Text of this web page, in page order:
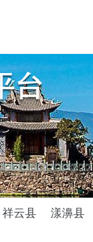
祥云县 漾濞县